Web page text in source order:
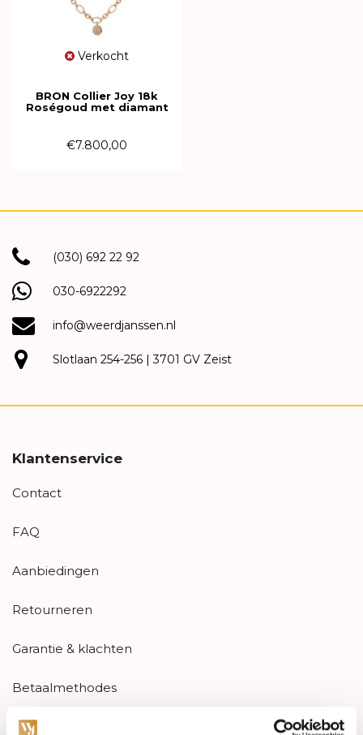
Verkocht
BRON Collier Joy 18k
Roségoud met diamant
€7.800,00
(030) 692 22 92
030-6922292
info@weerdjanssen.nl
Slotlaan 254-256 | 3701 GV Zeist
Klantenservice
Contact
FAQ
Aanbiedingen
Retourneren
Garantie & klachten
Betaalmethodes
Sitemap